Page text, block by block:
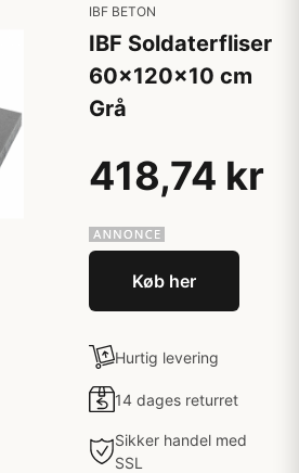
IBF BETON
IBF Soldaterfliser
60x120x10 cm
Grå
418,74 kr
Køb her
Hurtig levering
14 dages returret
Sikker handel med
SSL